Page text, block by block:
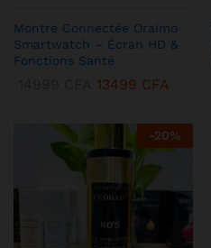
Montre Connectée Oraimo
Smartwatch – Écran HD &
Fonctions Santé
13499 CFA
-20%